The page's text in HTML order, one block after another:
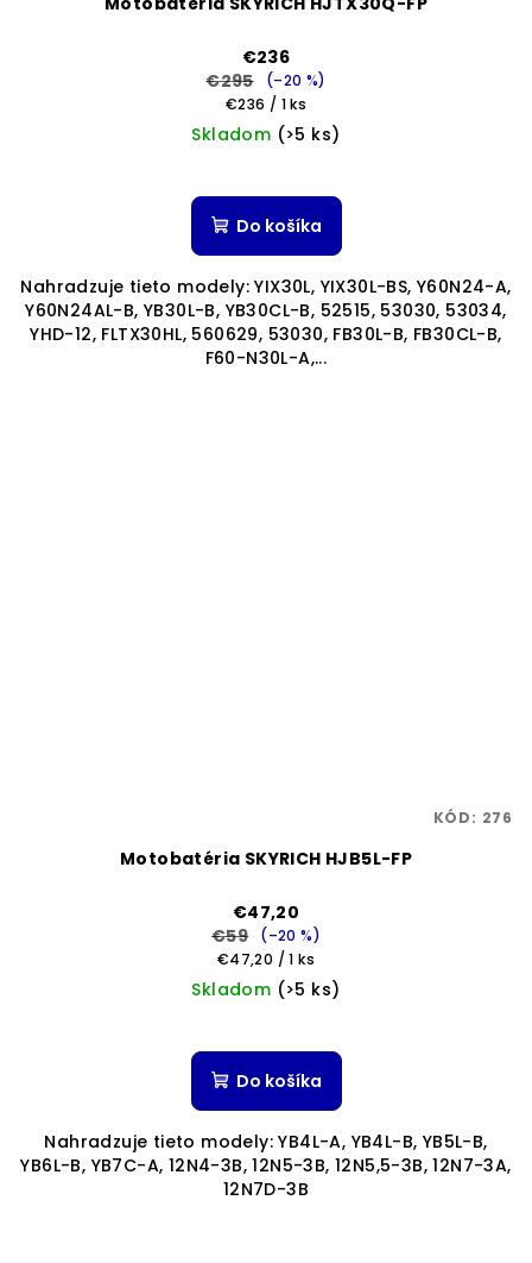
€236
€295
(–20 %)
Jednotková
cena:
€236 / 1 ks
Skladom (>5 ks)
Do košíka
Nahradzuje tieto modely: YIX30L, YIX30L-BS, Y60N24-A,
Y60N24AL-B, YB30L-B, YB30CL-B, 52515, 53030, 53034,
YHD-12, FLTX30HL, 560629, 53030, FB30L-B, FB30CL-B,
F60-N30L-A,...
Motobatéria SKYRICH HJB5L-FP
€47,20
€59
(–20 %)
Jednotková
cena:
€47,20 / 1 ks
Skladom (>5 ks)
hodnotenie
produktu
z
5
hviezdičiek.
Do košíka
Nahradzuje tieto modely: YB4L-A, YB4L-B, YB5L-B,
YB6L-B, YB7C-A, 12N4-3B, 12N5-3B, 12N5,5-3B, 12N7-3A,
12N7D-3B
KÓD: 276